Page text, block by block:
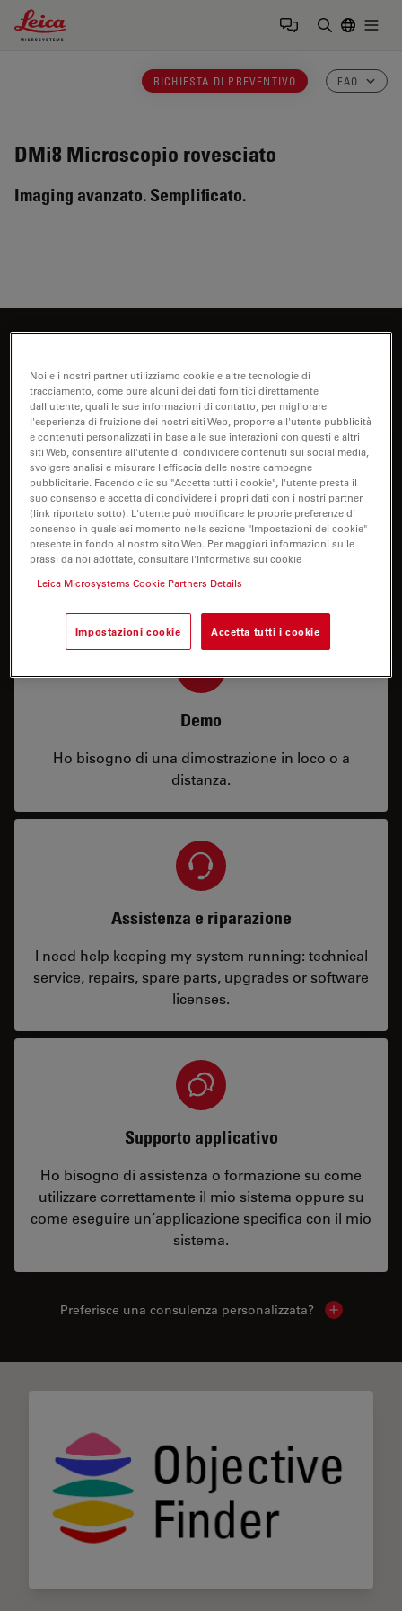
Leica Microsystems Logo
RICHIESTA DI PREVENTIVO FAQ
DMi8 Microscopio rovesciato
Imaging avanzato. Semplificato.
Parli con i nostri esperti.
Prezzo
Ho bisogno di una configurazione o di
informazioni sul prezzo.
Demo
Ho bisogno di una dimostrazione in loco o a
distanza.
Assistenza e riparazione
I need help keeping my system running: technical
service, repairs, spare parts, upgrades or software
licenses.
Supporto applicativo
Ho bisogno di assistenza o formazione su come
utilizzare correttamente il mio sistema oppure su
come eseguire un’applicazione specifica con il mio
sistema.
Preferisce una consulenza personalizzata? Show local
Noi e i nostri partner utilizziamo cookie e altre tecnologie di
tracciamento, come pure alcuni dei dati fornitici direttamente
dall'utente, quali le sue informazioni di contatto, per migliorare
l'esperienza di fruizione dei nostri siti Web, proporre all'utente pubblicità
e contenuti personalizzati in base alle sue interazioni con questi e altri
siti Web, consentire all'utente di condividere contenuti sui social media,
svolgere analisi e misurare l'efficacia delle nostre campagne
pubblicitarie. Facendo clic su "Accetta tutti i cookie", l'utente presta il
suo consenso e accetta di condividere i propri dati con i nostri partner
(link riportato sotto). L'utente può modificare le proprie preferenze di
consenso in qualsiasi momento nella sezione "Impostazioni dei cookie"
presente in fondo al nostro sito Web. Per maggiori informazioni sulle
prassi da noi adottate, consultare l'Informativa sui cookie
Leica Microsystems Cookie Partners Details
Impostazioni cookie Accetta tutti i cookie